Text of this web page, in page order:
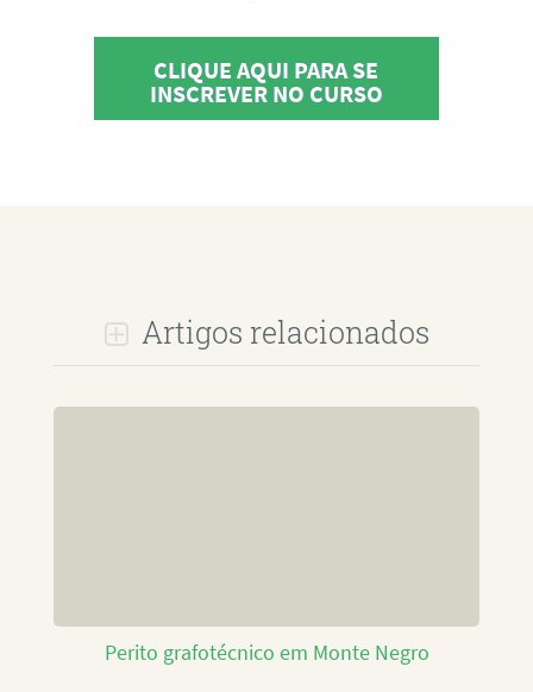
CLIQUE AQUI PARA SE
INSCREVER NO CURSO
Artigos relacionados
Perito grafotécnico em Monte Negro